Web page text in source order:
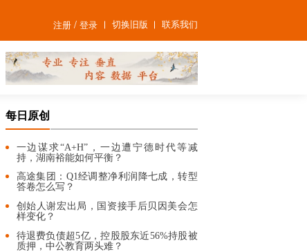
联系我们
切换旧版
注册 /登录
每日原创
一边谋求“A+H”，一边遭宁德时代等减
持，湖南裕能如何平衡？
高途集团：Q1经调整净利润降七成，转型
答卷怎么写？
创始人谢宏出局，国资接手后贝因美会怎
样变化？
待退费负债超5亿，控股股东近56%持股被
质押，中公教育两头难？